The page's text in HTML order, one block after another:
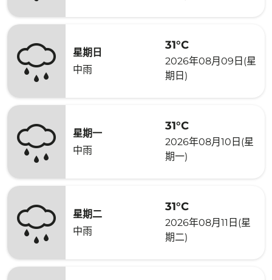
星期日
中雨
31°C
2026年08月09日(星
期日)
星期一
中雨
31°C
2026年08月10日(星
期一)
星期二
中雨
31°C
2026年08月11日(星
期二)